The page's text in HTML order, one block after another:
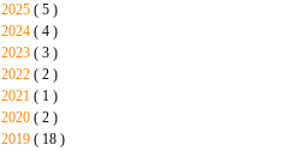
2025 ( 5 )
2024 ( 4 )
2023 ( 3 )
2022 ( 2 )
2021 ( 1 )
2020 ( 2 )
2019 ( 18 )